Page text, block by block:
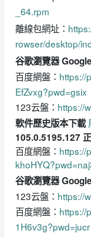
_64.rpm
離線包網址：
rowser/desktop/
谷歌瀏覽器
百度網盤： https://
EfZvxg?pwd=gsix
123云盤： https://
軟件歷史版本下載
105.0.5195.127
百度網盤： https://
谷歌瀏覽器
123云盤： https://
百度網盤： https://
1H6v3g?pwd=jucr